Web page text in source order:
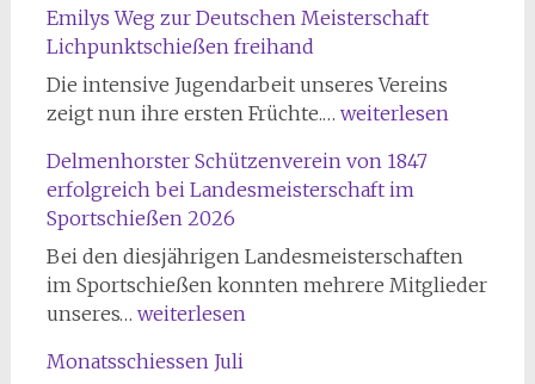
Emilys Weg zur Deutschen Meisterschaft
Lichpunktschießen freihand
Die intensive Jugendarbeit unseres Vereins
zeigt nun ihre ersten Früchte.… Emilys
zur
Deutschen
Lichpunktschießen
freihand
weiterlesen
Delmenhorster Schützenverein von 1847
erfolgreich bei Landesmeisterschaft im
Sportschießen 2026
Bei den diesjährigen Landesmeisterschaften
im Sportschießen konnten mehrere Mitglieder
unseres… Delmenhorster
von
weiterlesen
Monatsschiessen Juli